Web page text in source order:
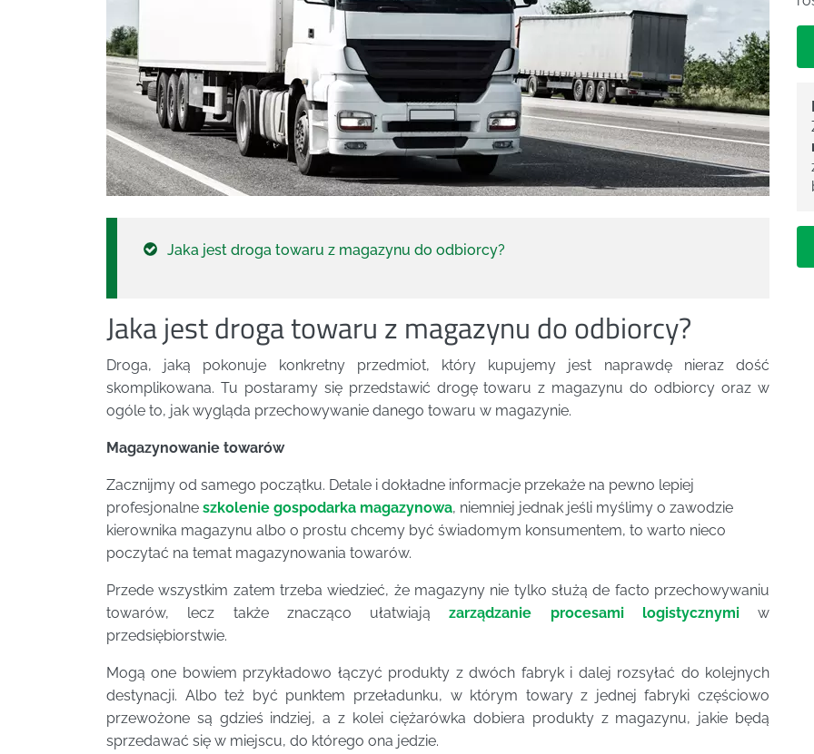
Jaka jest droga towaru z magazynu do odbiorcy?
Jaka jest droga towaru z magazynu do odbiorcy?
Droga, jaką pokonuje konkretny przedmiot, który kupujemy jest naprawdę nieraz dość
skomplikowana. Tu postaramy się przedstawić drogę towaru z magazynu do odbiorcy oraz w
ogóle to, jak wygląda przechowywanie danego towaru w magazynie.
Magazynowanie towarów
Zacznijmy od samego początku. Detale i dokładne informacje przekaże na pewno lepiej
profesjonalne szkolenie gospodarka magazynowa, niemniej jednak jeśli myślimy o zawodzie
kierownika magazynu albo o prostu chcemy być świadomym konsumentem, to warto nieco
poczytać na temat magazynowania towarów.
Przede wszystkim zatem trzeba wiedzieć, że magazyny nie tylko służą de facto przechowywaniu
towarów, lecz także znacząco ułatwiajązarządzanie procesami logistycznymiw
przedsiębiorstwie.
Mogą one bowiem przykładowo łączyć produkty z dwóch fabryk i dalej rozsyłać do kolejnych
destynacji. Albo też być punktem przeładunku, w którym towary z jednej fabryki częściowo
przewożone są gdzieś indziej, a z kolei ciężarówka dobiera produkty z magazynu, jakie będą
sprzedawać się w miejscu, do którego ona jedzie.